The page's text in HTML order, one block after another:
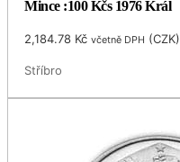
Mince :100 Kčs 1976 Král
2,184.78 Kč včetně DPH (CZK)
Stříbro